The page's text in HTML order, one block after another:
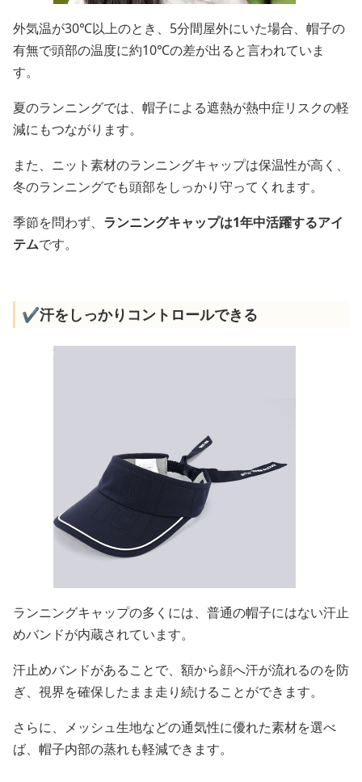
外気温が30℃以上のとき、5分間屋外にいた場合、帽子の
有無で頭部の温度に約10℃の差が出ると言われていま
す。
夏のランニングでは、帽子による遮熱が熱中症リスクの軽
減にもつながります。
また、ニット素材のランニングキャップは保温性が高く、
冬のランニングでも頭部をしっかり守ってくれます。
季節を問わず、 ランニングキャップは1年中活躍するアイ
テムです。
✔️汗をしっかりコントロールできる
ランニングキャップの多くには、普通の帽子にはない汗止
めバンドが内蔵されています。
汗止めバンドがあることで、額から顔へ汗が流れるのを防
ぎ、視界を確保したまま走り続けることができます。
さらに、メッシュ生地などの通気性に優れた素材を選べ
ば、帽子内部の蒸れも軽減できます。